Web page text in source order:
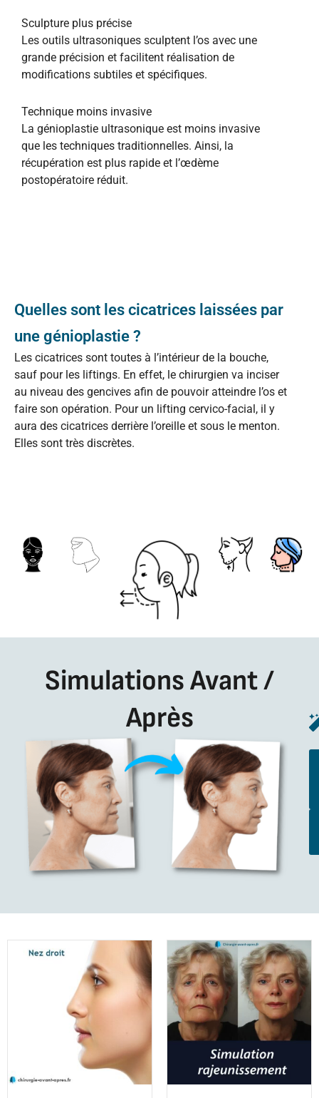
Sculpture plus précise
Les outils ultrasoniques sculptent l’os avec une
grande précision et facilitent réalisation de
modifications subtiles et spécifiques.
Technique moins invasive
La génioplastie ultrasonique est moins invasive
que les techniques traditionnelles. Ainsi, la
récupération est plus rapide et l’œdème
postopératoire réduit.
Quelles sont les cicatrices laissées par
une génioplastie ?
Les cicatrices sont toutes à l’intérieur de la bouche,
sauf pour les liftings. En effet, le chirurgien va inciser
au niveau des gencives afin de pouvoir atteindre l’os et
faire son opération. Pour un lifting cervico-facial, il y
aura des cicatrices derrière l’oreille et sous le menton.
Elles sont très discrètes.
Simulations Avant /
Après